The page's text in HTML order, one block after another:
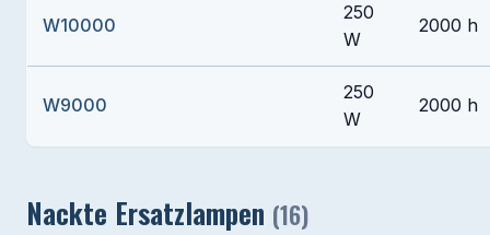
W10000
250
W
2000 h
W9000
250
W
2000 h
Nackte Ersatzlampen (16)